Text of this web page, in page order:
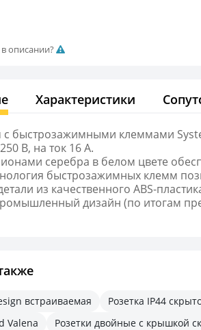
описании?
Характеристики
быстрозажимными клеммами
В, на ток 16 А.
ионами серебра в белом цвете
быстрозажимных клемм
из качественного ABS-
дизайн (по итогам
встраиваемая
Розетка IP44
Valena
Розетки двойные с крышкой